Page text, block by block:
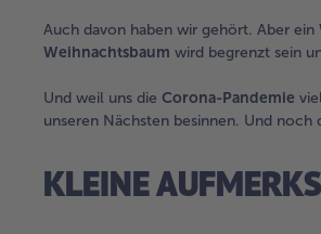
Auch davon haben wir gehört. Aber ein
Weihnachtsbaum wird begrenzt sein
Und weil uns die Corona-Pandemie
unseren Nächsten besinnen. Und
KLEINE